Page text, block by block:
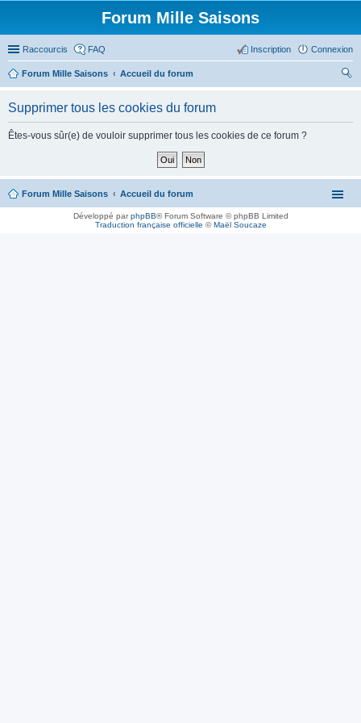
Forum Mille Saisons
Raccourcis FAQ Connexion
Inscription
Forum Mille Saisons
Accueil du forum
Supprimer tous les cookies du forum
Êtes-vous sûr(e) de vouloir supprimer tous les cookies de ce forum ?
Forum Mille Saisons Accueil du forum
Développé parphpBB® Forum Software © phpBB Limited
Traduction française officielle ©Maël Soucaze